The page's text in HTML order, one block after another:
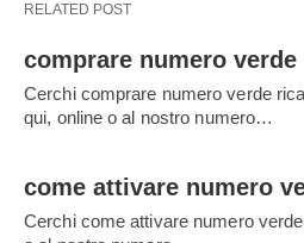
RELATED POST
comprare numero
Cerchi comprare numero verde
qui, online o al nostro numero…
come attivare numero
Cerchi come attivare numero